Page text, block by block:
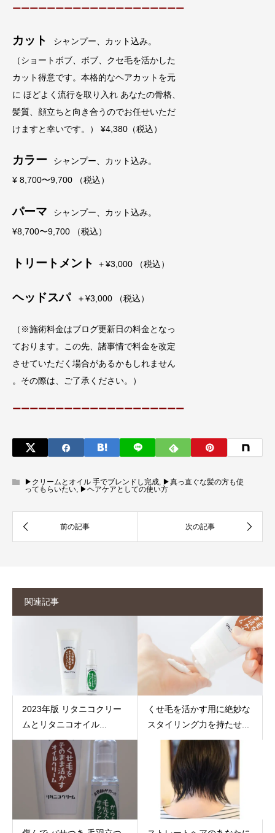
ーーーーーーーーーーーーーーーーーーーー
カット
シャンプー、カット込み。
（ショートボブ、ボブ、クセ毛を活かした
カット得意です。本格的なヘアカットを元
に ほどよく流行を取り入れ あなたの骨格、
髪質、顔立ちと向き合うのでお任せいただ
けますと幸いです。） ¥4,380（税込）
カラー
シャンプー、カット込み。
¥ 8,700〜9,700 （税込）
パーマ
シャンプー、カット込み。
¥8,700〜9,700 （税込）
トリートメント ＋¥3,000 （税込）
ヘッドスパ ＋¥3,000 （税込）
（※施術料金はブログ更新日の料金となっ
ております。この先、諸事情で料金を改定
させていただく場合があるかもしれません
。その際は、ご了承ください。）
ーーーーーーーーーーーーーーーーーーーー
▶︎クリームとオイル 手でブレンドし完成, ▶︎真っ直ぐな髪の方も使
ってもらいたい, ▶︎ヘアケアとしての使い方
関連記事
2023年版 リタニコクリー
ムとリタニコオイル...
くせ毛を活かす用に絶妙な
スタイリング力を持たせ...